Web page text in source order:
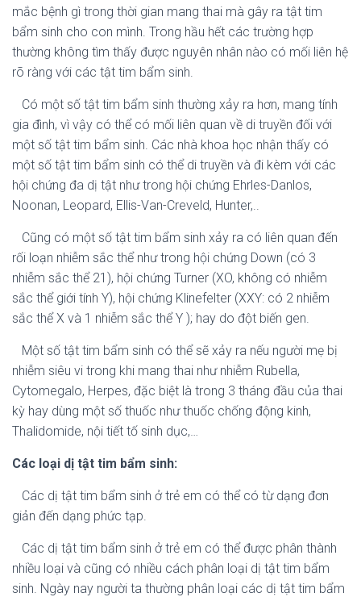
mắc bệnh gì trong thời gian mang thai mà gây ra tật tim
bẩm sinh cho con mình. Trong hầu hết các trường hợp
thường không tìm thấy được nguyên nhân nào có mối liên hệ
rõ ràng với các tật tim bẩm sinh.
Có một số tật tim bẩm sinh thường xảy ra hơn, mang tính
gia đình, vì vậy có thể có mối liên quan về di truyền đối với
một số tật tim bẩm sinh. Các nhà khoa học nhận thấy có
một số tật tim bẩm sinh có thể di truyền và đi kèm với các
hội chứng đa dị tật như trong hội chứng Ehrles-Danlos,
Noonan, Leopard, Ellis-Van-Creveld, Hunter,..
Cũng có một số tật tim bẩm sinh xảy ra có liên quan đến
rối loạn nhiễm sắc thể như trong hội chứng Down (có 3
nhiễm sắc thể 21), hội chứng Turner (XO, không có nhiễm
sắc thể giới tính Y), hội chứng Klinefelter (XXY: có 2 nhiễm
sắc thể X và 1 nhiễm sắc thể Y ); hay do đột biến gen.
Một số tật tim bẩm sinh có thể sẽ xảy ra nếu người mẹ bị
nhiễm siêu vi trong khi mang thai như nhiễm Rubella,
Cytomegalo, Herpes, đặc biệt là trong 3 tháng đầu của thai
kỳ hay dùng một số thuốc như thuốc chống động kinh,
Thalidomide, nội tiết tố sinh dục,…
Các loại dị tật tim bẩm sinh:
Các dị tật tim bẩm sinh ở trẻ em có thể có từ dạng đơn
giản đến dạng phức tạp.
Các dị tật tim bẩm sinh ở trẻ em có thể được phân thành
nhiều loại và cũng có nhiều cách phân loại dị tật tim bẩm
sinh. Ngày nay người ta thường phân loại các dị tật tim bẩm